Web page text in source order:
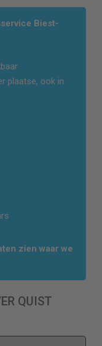
Biest-
plaatse, ook in
zien waar we
QUIST